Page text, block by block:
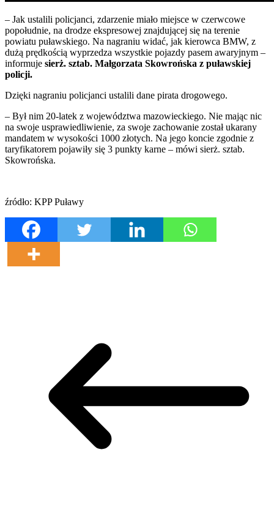
– Jak ustalili policjanci, zdarzenie miało miejsce w czerwcowe
popołudnie, na drodze ekspresowej znajdującej się na terenie
powiatu puławskiego. Na nagraniu widać, jak kierowca BMW, z
dużą prędkością wyprzedza wszystkie pojazdy pasem awaryjnym –
informuje sierż. sztab. Małgorzata Skowrońska z puławskiej
policji.
Dzięki nagraniu policjanci ustalili dane pirata drogowego.
– Był nim 20-latek z województwa mazowieckiego. Nie mając nic
na swoje usprawiedliwienie, za swoje zachowanie został ukarany
mandatem w wysokości 1000 złotych. Na jego koncie zgodnie z
taryfikatorem pojawiły się 3 punkty karne – mówi sierż. sztab.
Skowrońska.
źródło: KPP Puławy